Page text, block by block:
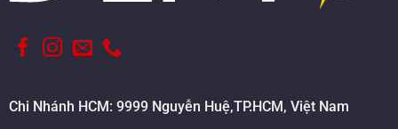
Chi Nhánh HCM: 9999 Nguyễn Huệ,TP.HCM, Việt Nam